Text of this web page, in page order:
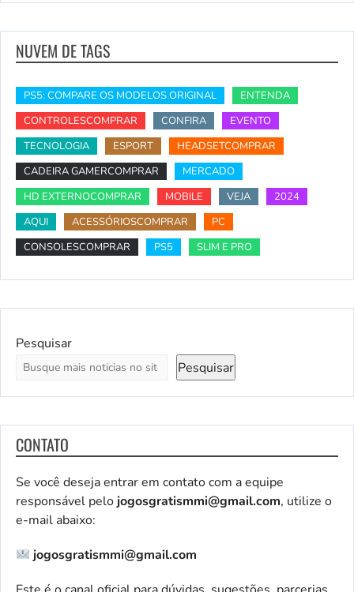
NUVEM DE TAGS
PS5: COMPARE OS MODELOS ORIGINAL
ENTENDA
CONTROLESCOMPRAR
CONFIRA
EVENTO
TECNOLOGIA
ESPORT
HEADSETCOMPRAR
CADEIRA GAMERCOMPRAR
MERCADO
HD EXTERNOCOMPRAR
MOBILE VEJA
2024
AQUI
ACESSÓRIOSCOMPRAR
PC
CONSOLESCOMPRAR
PS5 SLIM E PRO
Pesquisar
Pesquisar
CONTATO
Se você deseja entrar em contato com a equipe
responsável pelojogosgratismmi@gmail.com, utilize o
e-mail abaixo:
jogosgratismmi@gmail.com